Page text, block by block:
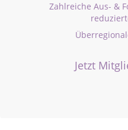
Zahlreiche Aus- &
Jetzt